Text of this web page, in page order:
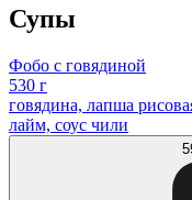
Супы
Фобо с говядиной
530 г
говядина, лапша
лайм, соус чили